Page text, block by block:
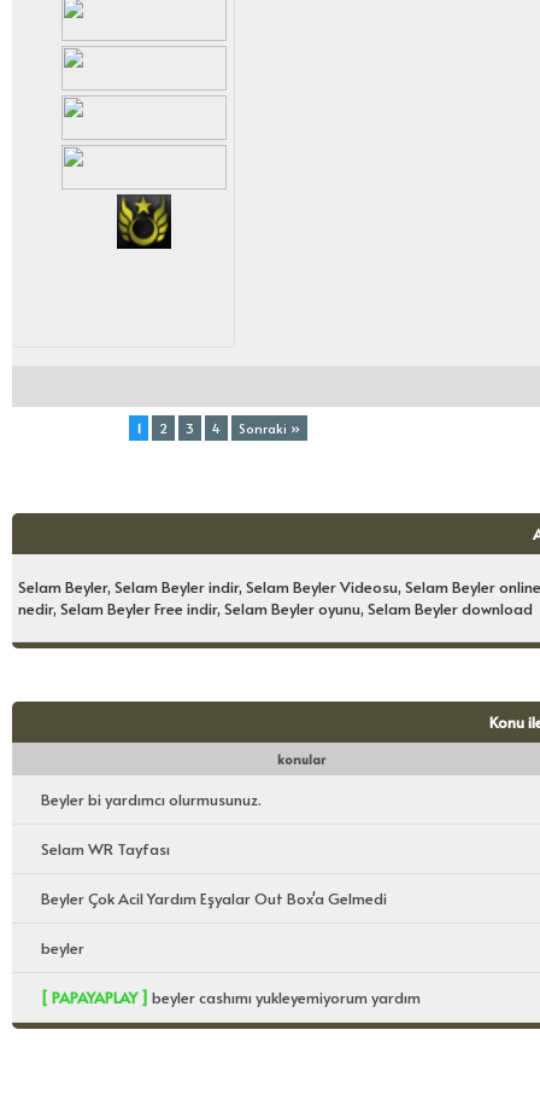
1 2 3 4 Sonraki »
Selam Beyler, Selam Beyler indir, Selam Beyler Videosu, Selam Beyler
nedir, Selam Beyler Free indir, Selam Beyler oyunu, Selam Beyler download
Konu
konular
Beyler bi yardımcı olurmusunuz.
Selam WR Tayfası
Beyler Çok Acil Yardım Eşyalar Out Box'a Gelmedi
beyler
[ PAPAYAPLAY ] beyler cashımı yukleyemiyorum yardım